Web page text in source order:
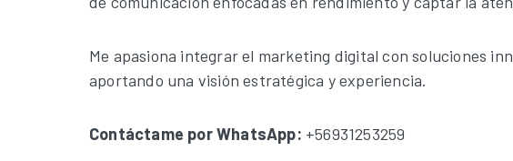
Me apasiona integrar el marketing digital con soluciones
aportando una visión estratégica y experiencia.
Contáctame por WhatsApp: +56931253259